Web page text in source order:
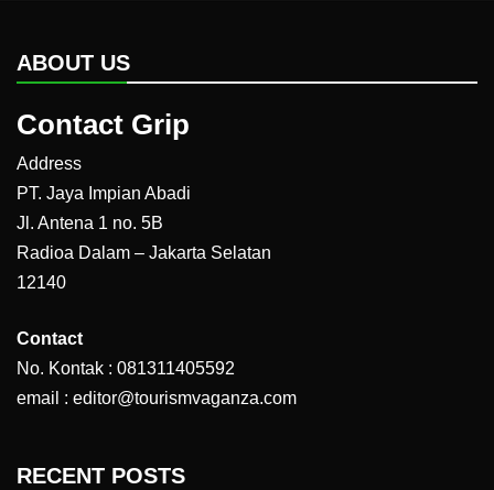
ABOUT US
Contact Grip
Address
PT. Jaya Impian Abadi
Jl. Antena 1 no. 5B
Radioa Dalam – Jakarta Selatan
12140
Contact
No. Kontak : 081311405592
email : editor@tourismvaganza.com
RECENT POSTS